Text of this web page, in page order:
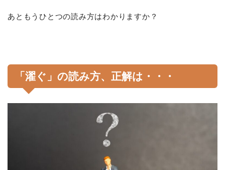
あともうひとつの読み方はわかりますか？
「濯ぐ」の読み方、正解は・・・